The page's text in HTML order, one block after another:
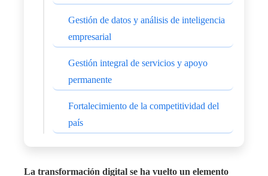
Gestión de datos y análisis de inteligencia
empresarial
Gestión integral de servicios y apoyo
permanente
Fortalecimiento de la competitividad del
país
La transformación digital se ha vuelto un elemento